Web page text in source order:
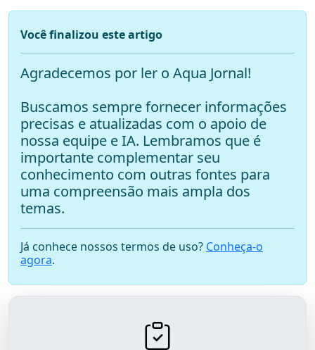
Você finalizou este artigo
Agradecemos por ler o Aqua Jornal!
Buscamos sempre fornecer informações
precisas e atualizadas com o apoio de
nossa equipe e IA. Lembramos que é
importante complementar seu
conhecimento com outras fontes para
uma compreensão mais ampla dos
temas.
Já conhece nossos termos de uso? Conheça-o
agora.